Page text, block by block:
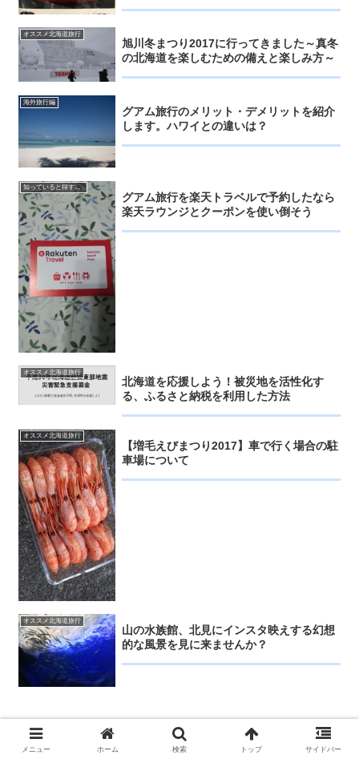
オススメ北海道旅行
旭川冬まつり2017に行ってきました～真冬
の北海道を楽しむための備えと楽しみ方～
海外旅行編
グアム旅行のメリット・デメリットを紹介
します。ハワイとの違いは？
知っていると得するお得情報
グアム旅行を楽天トラベルで予約したなら
楽天ラウンジとクーポンを使い倒そう
オススメ北海道旅行
北海道を応援しよう！被災地を活性化す
る、ふるさと納税を利用した方法
オススメ北海道旅行
【増毛えびまつり2017】車で行く場合の駐
車場について
オススメ北海道旅行
山の水族館、北見にインスタ映えする幻想
的な風景を見に来ませんか？
メニュー ホーム 検索 トップ サイドバー